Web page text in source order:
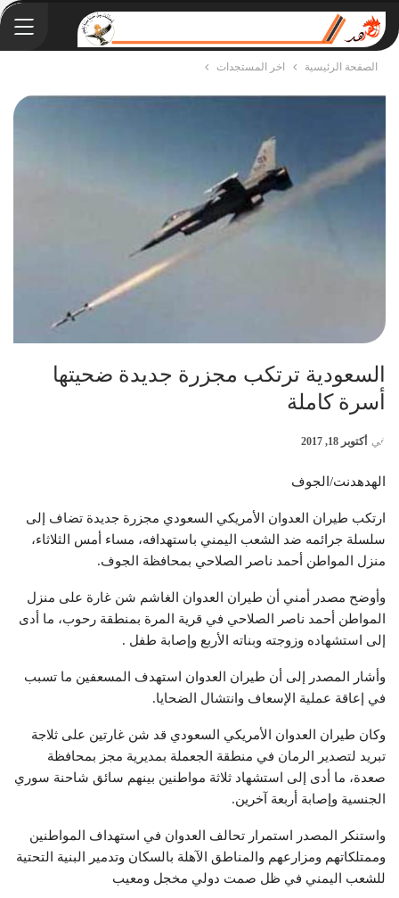
الصفحة الرئيسية اخر المستجدات
السعودية ترتكب مجزرة جديدة ضحيتها
أسرة كاملة
في أكتوبر 18, 2017
الهدهدنت/الجوف
ارتكب طيران العدوان الأمريكي السعودي مجزرة جديدة تضاف إلى
سلسلة جرائمه ضد الشعب اليمني باستهدافه، مساء أمس الثلاثاء،
منزل المواطن أحمد ناصر الصلاحي بمحافظة الجوف.
وأوضح مصدر أمني أن طيران العدوان الغاشم شن غارة على منزل
المواطن أحمد ناصر الصلاحي في قرية المرة بمنطقة رحوب، ما أدى
إلى استشهاده وزوجته وبناته الأربع وإصابة طفل .
وأشار المصدر إلى أن طيران العدوان استهدف المسعفين ما تسبب
في إعاقة عملية الإسعاف وانتشال الضحايا.
وكان طيران العدوان الأمريكي السعودي قد شن غارتين على ثلاجة
تبريد لتصدير الرمان في منطقة الجعملة بمديرية مجز بمحافظة
صعدة، ما أدى إلى استشهاد ثلاثة مواطنين بينهم سائق شاحنة سوري
الجنسية وإصابة أربعة آخرين.
واستنكر المصدر استمرار تحالف العدوان في استهداف المواطنين
وممتلكاتهم ومزارعهم والمناطق الآهلة بالسكان وتدمير البنية التحتية
للشعب اليمني في ظل صمت دولي مخجل ومعيب